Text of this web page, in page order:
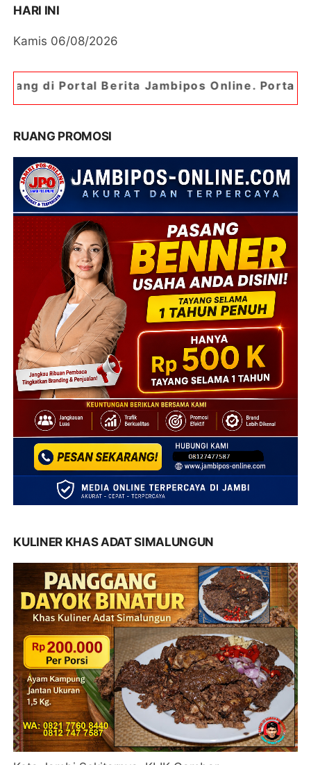
HARI INI
Kamis 06/08/2026
Jambipos Online. Portal Berita Paling
RUANG PROMOSI
KULINER KHAS ADAT SIMALUNGUN